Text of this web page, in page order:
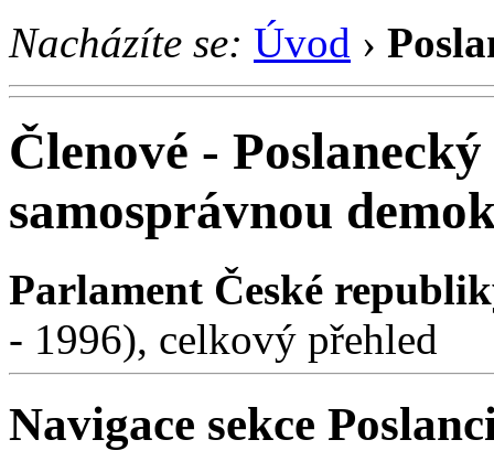
Nacházíte se: Úvod ›
Členové -
samosprávnou
Parlament České
- 1996), celkový přehled
Navigace sekce